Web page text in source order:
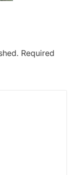
Required